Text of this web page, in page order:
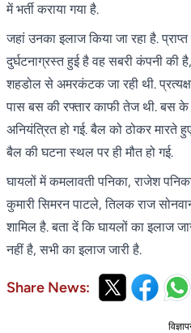
में भर्ती कराया गया है.
जहां उनका इलाज किया जा रहा है.
दुर्घटनाग्रस्त हुई है वह सबरी कंपनी
शहडोल से अमरकंटक जा रही थी.
पास बस की रफ्तार काफी तेज थी. बस
अनियंत्रित हो गई. बैल को ठोकर
बैल की घटना स्थल पर ही मौत हो गई.
घायलों में कमलावती पनिका, राजेश
कुमारी सिमरन पाटले, तिलक राज
शामिल है. बता दें कि घायलों का इलाज
नहीं है, सभी का इलाज जारी है.
Share News: